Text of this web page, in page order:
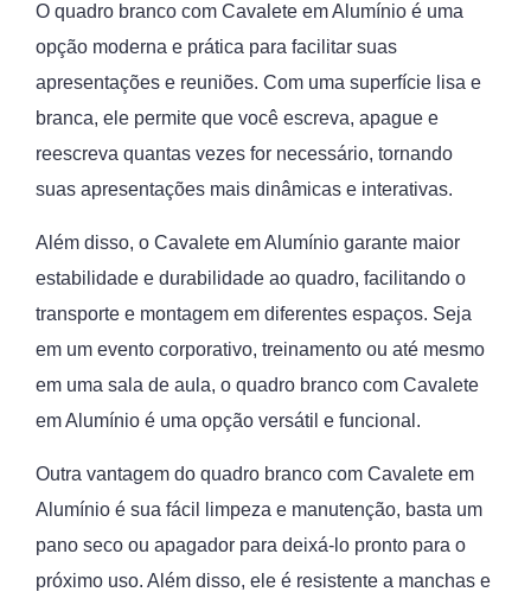
O quadro branco com Cavalete em Alumínio é uma
opção moderna e prática para facilitar suas
apresentações e reuniões. Com uma superfície lisa e
branca, ele permite que você escreva, apague e
reescreva quantas vezes for necessário, tornando
suas apresentações mais dinâmicas e interativas.
Além disso, o Cavalete em Alumínio garante maior
estabilidade e durabilidade ao quadro, facilitando o
transporte e montagem em diferentes espaços. Seja
em um evento corporativo, treinamento ou até mesmo
em uma sala de aula, o quadro branco com Cavalete
em Alumínio é uma opção versátil e funcional.
Outra vantagem do quadro branco com Cavalete em
Alumínio é sua fácil limpeza e manutenção, basta um
pano seco ou apagador para deixá-lo pronto para o
próximo uso. Além disso, ele é resistente a manchas e